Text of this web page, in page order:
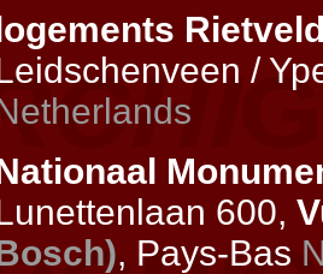
/
600,
, Pays-Bas